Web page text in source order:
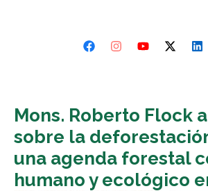
Mons. Roberto Flock
sobre la
una agenda forestal
humano y ecológico